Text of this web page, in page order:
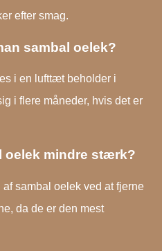
efter smag.
sambal oelek?
i en lufttæt beholder i
i flere måneder, hvis det er
oelek mindre stærk?
sambal oelek ved at fjerne
da de er den mest